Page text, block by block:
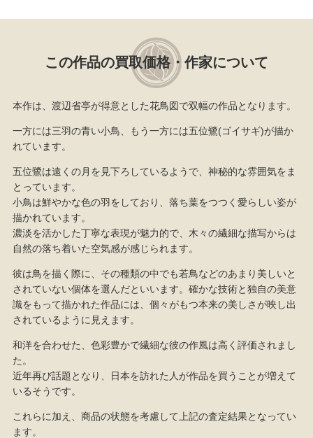
この作品の買取価格・作家について
本作は、渡辺省亭が得意とした花鳥図で双幅の作品となります。
一方には三羽の青い小鳥、もう一方には五位鷺(ゴイサギ)が描か
れています。
五位鷺は遠くの月を見下ろしているようで、神秘的な雰囲気をま
とっています。
小鳥は鮮やかな色の羽をしており、落ち葉をつつく愛らしい姿が
描かれています。
濃淡を活かした丁寧な表現が魅力的で、木々の繊細な描写からは
自然の落ち着いた空気感が感じられます。
彼は鳥を描く際に、その種類の中でも若鳥などのあまり美しいと
されていない個体を選んだといいます。確かな技術と独自の美意
識をもって描かれた作品には、個々がもつ本来の美しさが映し出
されているように見えます。
和洋を合わせた、色彩豊かで繊細な彼の作風は高く評価されまし
た。
近年再び話題となり、日本を訪れた人が作品を買うことが増えて
いるそうです。
これらに加え、商品の状態を考慮して上記の査定結果となってい
ます。